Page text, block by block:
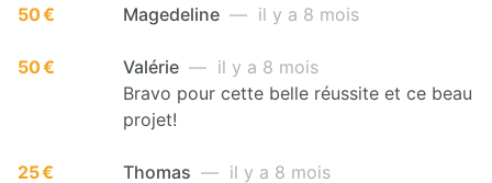
50 € Magedeline — il y a 8 mois
50 € Valérie — il y a 8 mois
Bravo pour cette belle réussite et ce beau
projet!
25 € Thomas — il y a 8 mois